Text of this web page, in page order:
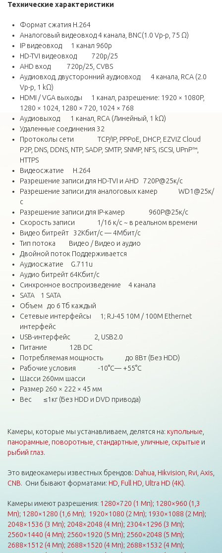
Технические характеристики
Формат сжатия H.264
Аналоговый видеовход 4 канала, BNC(1.0 Vp-p, 75 Ω)
IP видеовход 1 канал 960р
HD-TVI видеовход 720р/25
AHD вход 720р/25, CVBS
Аудиовход, двусторонний аудиовход 4 канала, RCA (2.0
Vp-p, 1 kΩ)
HDMI / VGA выходы 1 канал, разрешение: 1920 × 1080P,
1280 × 1024, 1280 × 720, 1024 × 768
Аудиовыход 1 канал, RCA (Линейный, 1 kΩ)
Удаленные соединения 32
Протоколы сети TCP/IP, PPPoE, DHCP, EZVIZ Cloud
P2P, DNS, DDNS, NTP, SADP, SMTP, SNMP, NFS, iSCSI, UPnP™,
HTTPS
Видеосжатие H.264
Разрешение записи для HD-TVI и AHD 720P@25к/с
Разрешение записи для аналоговых камер WD1@25к/
с
Разрешение записи для IP-камер 960P@25к/с
Скорость записи 1/16 к/с ~ в реальном времени
Видео битрейт 32Кбит/с — 4Мбит/с
Тип потока Видео / Видео и аудио
Двойной поток Поддерживается
Аудиосжатие G.711u
Аудио битрейт 64Кбит/с
Синхронное воспроизведение 4 канала
SATA 1 SATA
Объем до 6 Тб каждый
Сетевые интерфейсы 1; RJ-45 10M / 100M Ethernet
интерфейс
USB-интерфейс 2, USB2.0
Питание 12В DC
Потребляемая мощность до 8Вт (Без HDD)
Рабочие условия -10°C— +55°C
Шасси 260мм шасси
Размер 260 × 222 × 45 мм
Вес ≤1кг (Без HDD и DVD привода)
Камеры, которые мы устанавливаем, делятся на: купольные
панорамные поворотные стандартные уличные скрытые и
рыбий глаз.
Это видеокамеры известных брендов: Dahua Hikvision Rvi Axis
CNB. Они бывают форматами: HD Full HD Ultra HD (4K).
Камеры имеют разрешения: 1280×720 (1 Мп); 1280×960 (1,3
Мп); 1280×1280 (1,6 Мп); 1920×1080 (2 Мп); 1930×1088 (2 Мп);
2048×1536 (3 Мп); 2048×2048 (4 Мп); 2304×1296 (3 Мп);
2560×1440 (4 Мп); 2560×1920 (5 Мп); 2560×2048 (5 Мп);
2688×1512 (4 Мп); 2688×1520 (4 Мп); 2688×1532 (4 Мп);